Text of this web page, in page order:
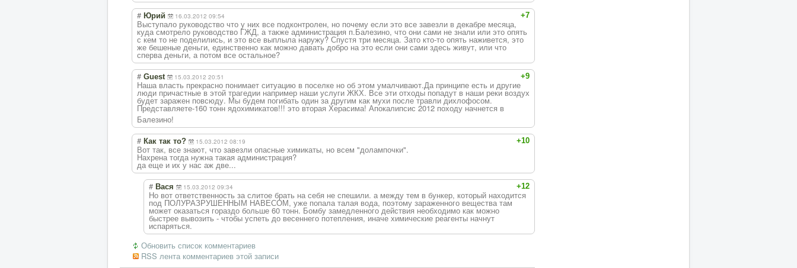
+7
# Юрий 16.03.2012 09:54
Выступало руководство что у них все подконтролен, но почему если это все завезли в декабре месяца,
куда смотрело руководство ГЖД, а также администрация п.Балезино, что они сами не знали или это опять
с кем то не поделились, и это все выплыла наружу? Спустя три месяца. Зато кто-то опять наживется, это
же бешеные деньги, единственно как можно давать добро на это если они сами здесь живут, или что
сперва деньги, а потом все остальное?
+9
# Guest 15.03.2012 20:51
Наша власть прекрасно понимает ситуацию в поселке но об этом умалчивают.Да принципе есть и другие
люди причастные в этой трагедии например наши услуги ЖКХ. Все эти отходы попадут в наши реки воздух
будет заражен повсюду. Мы будем погибать один за другим как мухи после травли дихлофосом.
Представляете-160 тонн ядохимикатов!!! это вторая Херасима! Апокалипсис 2012 походу начнется в
Балезино!
+10
# Как так то? 15.03.2012 08:19
Вот так, все знают, что завезли опасные химикаты, но всем "долампочки".
Нахрена тогда нужна такая администрация?
да еще и их у нас аж две...
+12
# Вася 15.03.2012 09:34
Но вот ответственность за слитое брать на себя не спешили. а между тем в бункер, который находится
под ПОЛУРАЗРУШЕННЫМ НАВЕСОМ, уже попала талая вода, поэтому зараженного вещества там
может оказаться гораздо больше 60 тонн. Бомбу замедленного действия необходимо как можно
быстрее вывозить - чтобы успеть до весеннего потепления, иначе химические реагенты начнут
испаряться.
Обновить список комментариев
RSS лента комментариев этой записи